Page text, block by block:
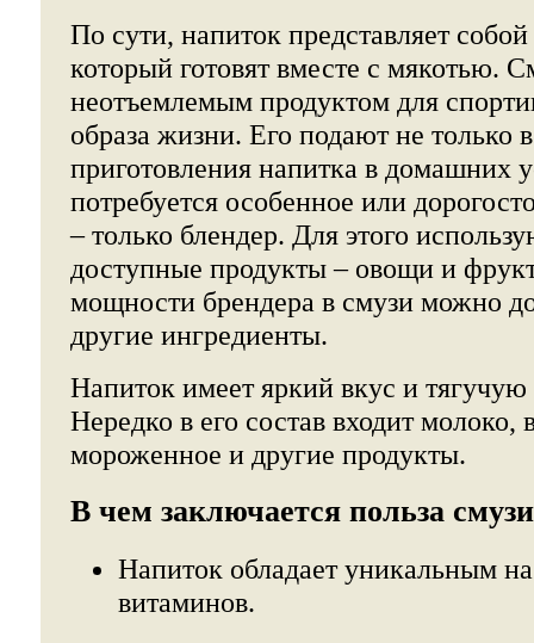
По сути, напиток представляет
который готовят вместе с мякотью.
неотъемлемым продуктом для
образа жизни. Его подают не только
приготовления напитка в домашних
потребуется особенное или
– только блендер. Для этого
доступные продукты – овощи и
мощности брендера в смузи можно
другие ингредиенты.
Напиток имеет яркий вкус и
Нередко в его состав входит молоко,
мороженное и другие продукты.
В чем заключается польза
Напиток обладает уникальным
витаминов.